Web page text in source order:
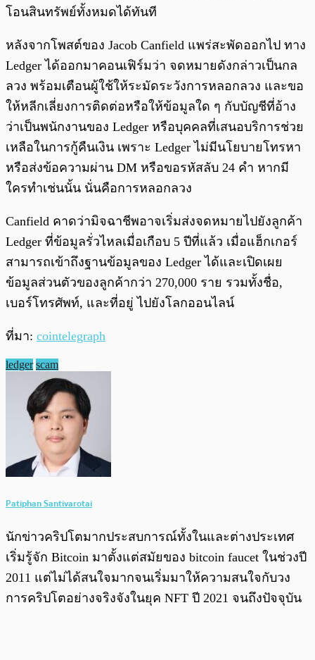
โอนสินทรัพย์ทั้งหมดได้ทันที
หลังจากโพสต์ของ Jacob Canfield แพร่สะพัดออกไป ทาง
Ledger ได้ออกมาคอนเฟิร์มว่า จดหมายดังกล่าวเป็นกล
ลวง พร้อมเตือนผู้ใช้ให้ระมัดระวังการหลอกลวง และขอ
ให้หลีกเลี่ยงการติดต่อหรือให้ข้อมูลใด ๆ กับบัญชีที่อ้าง
ว่าเป็นพนักงานของ Ledger หรือบุคคลที่เสนอบริการช่วย
เหลือในการกู้คืนเงิน เพราะ Ledger ไม่มีนโยบายโทรหา
หรือส่งข้อความผ่าน DM หรือขอรหัสลับ 24 คำ หากมี
ใครทำเช่นนั้น นั่นคือการหลอกลวง
Canfield คาดว่ามิจฉาชีพอาจเริ่มส่งจดหมายไปยังลูกค้า
Ledger ที่ข้อมูลรั่วไหลเมื่อเกือบ 5 ปีที่แล้ว เมื่อแฮ็กเกอร์
สามารถเข้าถึงฐานข้อมูลของ Ledger ได้และเปิดเผย
ข้อมูลส่วนตัวของลูกค้ากว่า 270,000 ราย รวมทั้งชื่อ,
เบอร์โทรศัพท์, และที่อยู่ ไปยังโลกออนไลน์
ที่มา: cointelegraph
ledger scam
Patiphan Santivarotai
นักข่าวคริปโตมากประสบการณ์ทั้งในและต่างประเทศ
เริ่มรู้จัก Bitcoin มาตั้งแต่สมัยของ bitcoin faucet ในช่วงปี
2011 แต่ไม่ได้สนใจมากจนเริ่มมาให้ความสนใจกับวง
การคริปโตอย่างจริงจังในยุค NFT ปี 2021 จนถึงปัจจุบัน